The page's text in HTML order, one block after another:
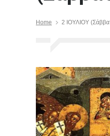
Home 2 ΙΟΥΛΙΟΥ